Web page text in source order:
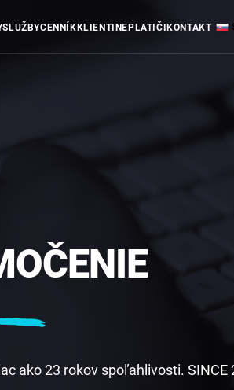
SLUŽBYCENNÍK KLIENTI NEPLATIČI KONTAKT
ako 23 rokov spoľahlivosti. SINCE